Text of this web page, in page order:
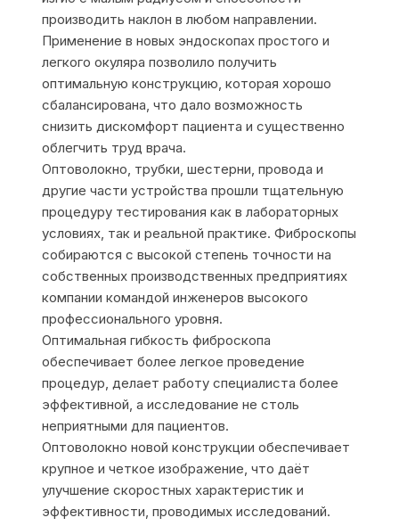
производить наклон в любом направлении.
Применение в новых эндоскопах простого и
легкого окуляра позволило получить
оптимальную конструкцию, которая хорошо
сбалансирована, что дало возможность
снизить дискомфорт пациента и существенно
облегчить труд врача.
Оптоволокно, трубки, шестерни, провода и
другие части устройства прошли тщательную
процедуру тестирования как в лабораторных
условиях, так и реальной практике. Фиброскопы
собираются с высокой степень точности на
собственных производственных предприятиях
компании командой инженеров высокого
профессионального уровня.
Оптимальная гибкость фиброскопа
обеспечивает более легкое проведение
процедур, делает работу специалиста более
эффективной, а исследование не столь
неприятными для пациентов.
Оптоволокно новой конструкции обеспечивает
крупное и четкое изображение, что даёт
улучшение скоростных характеристик и
эффективности, проводимых исследований.